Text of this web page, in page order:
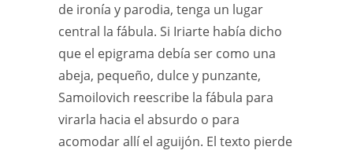
de ironía y parodia, tenga un lugar
central la fábula. Si Iriarte había dicho
que el epigrama debía ser como una
abeja, pequeño, dulce y punzante,
Samoilovich reescribe la fábula para
virarla hacia el absurdo o para
acomodar allí el aguijón. El texto pierde